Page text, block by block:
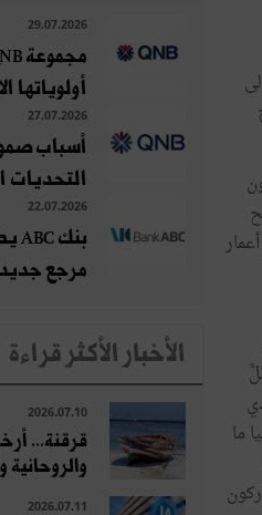
ما
29.07.2026
أولوياتها
27.07.2026
أسباب
التحديات
22.07.2026
مرجع جديد
الأخبار الأكثر قراءة
2026.07.10
قرقنة...
والروحانية
2026.07.11